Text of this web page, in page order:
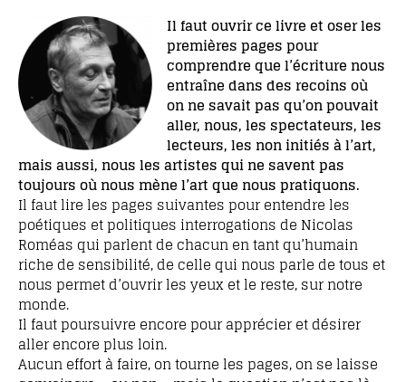
Il faut ouvrir ce livre et oser les
premières pages pour
comprendre que l’écriture nous
entraîne dans des recoins où
on ne savait pas qu’on pouvait
aller, nous, les spectateurs, les
lecteurs, les non initiés à l’art,
mais aussi, nous les artistes qui ne savent pas
toujours où nous mène l’art que nous pratiquons.
Il faut lire les pages suivantes pour entendre les
poétiques et politiques interrogations de Nicolas
Roméas qui parlent de chacun en tant qu’humain
riche de sensibilité, de celle qui nous parle de tous et
nous permet d’ouvrir les yeux et le reste, sur notre
monde.
Il faut poursuivre encore pour apprécier et désirer
aller encore plus loin.
Aucun effort à faire, on tourne les pages, on se laisse